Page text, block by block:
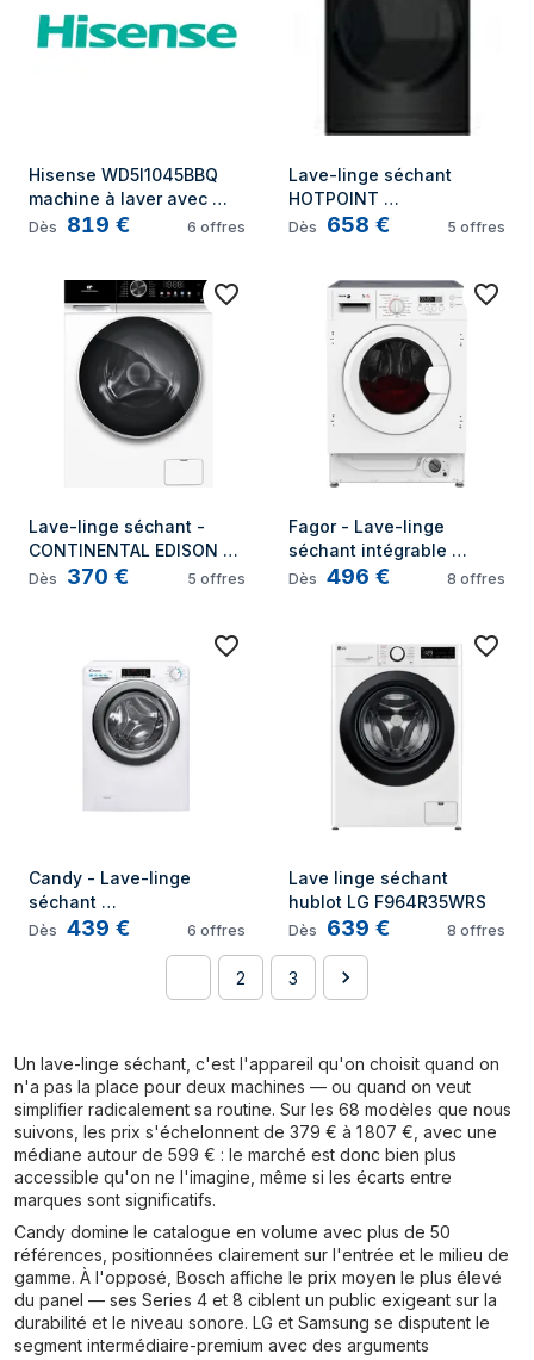
Hisense WD5I1045BBQ
machine à laver avec
sèche linge Pose libre
Dès 819 € 6 offres
Lave-linge séchant
HOTPOINT
NDD11725BDAEU - 11 / 7
Dès 658 € 5 offres
Lave-linge séchant -
CONTINENTAL EDISON -
CELS106W - 10kg / 6kg -
Dès 370 € 5 offres
Fagor - Lave-linge
séchant intégrable
FLSI8614BW
Dès 496 € 8 offres
Candy - Lave-linge
séchant
CSWS496TWMRE/FR - 9 /
Dès 439 € 6 offres
Lave linge séchant
hublot LG F964R35WRS
Dès 639 € 8 offres
2 3
Un lave-linge séchant, c'est l'appareil qu'on choisit quand on
n'a pas la place pour deux machines — ou quand on veut
simplifier radicalement sa routine. Sur les 68 modèles que nous
suivons, les prix s'échelonnent de 379 € à 1 807 €, avec une
médiane autour de 599 € : le marché est donc bien plus
accessible qu'on ne l'imagine, même si les écarts entre
marques sont significatifs.
Candy domine le catalogue en volume avec plus de 50
références, positionnées clairement sur l'entrée et le milieu de
gamme. À l'opposé, Bosch affiche le prix moyen le plus élevé
du panel — ses Series 4 et 8 ciblent un public exigeant sur la
durabilité et le niveau sonore. LG et Samsung se disputent le
segment intermédiaire-premium avec des arguments